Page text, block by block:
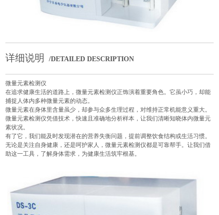
详细说明 /DETAILED DESCRIPTION
微量元素检测仪
在追求健康生活的道路上， 微量元素检测仪正饰演着重要角色。它虽小巧，却能
捕捉人体内多种微量元素的动态。
微量元素在身体里含量虽少，却参与众多生理过程，对维持正常机能意义重大。
微量元素检测仪凭借技术，快速且准确地分析样本，让我们清晰知晓体内微量元
素状况。
有了它，我们能及时发现潜在的营养失衡问题，提前调整饮食结构或生活习惯。
无论是关注自身健康，还是呵护家人，微量元素检测仪都是可靠帮手。让我们借
助这一工具，了解身体需求，为健康生活筑牢根基。